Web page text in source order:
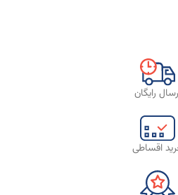
رایگان
اقساطی